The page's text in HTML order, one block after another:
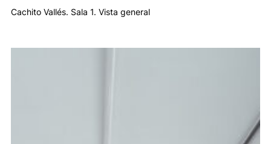
Cachito Vallés. Sala 1. Vista general